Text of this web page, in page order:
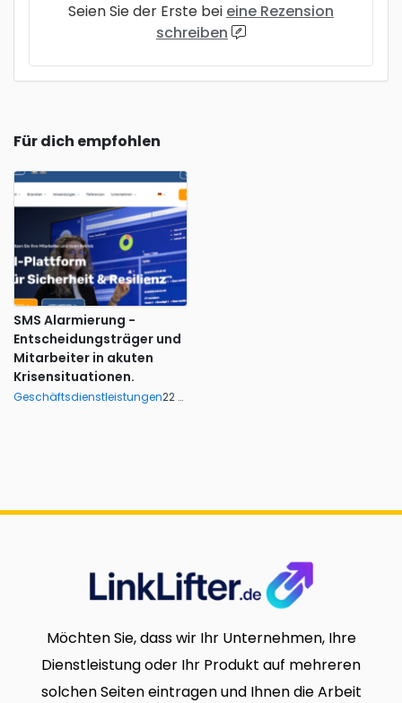
Seien Sie der Erste bei eine Rezension
schreiben
Für dich empfohlen
SMS Alarmierung -
Entscheidungsträger und
Mitarbeiter in akuten
Krisensituationen.
Geschäftsdienstleistungen 22 ansichten
Möchten Sie, dass wir Ihr Unternehmen, Ihre
Dienstleistung oder Ihr Produkt auf mehreren
solchen Seiten eintragen und Ihnen die Arbeit